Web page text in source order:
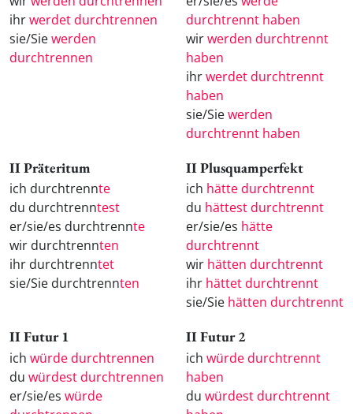
ihrwerdet durchtrennen
sie/Siewerden
durchtrennen
durchtrennt haben
wirwerden durchtrennt
haben
ihrwerdet durchtrennt
haben
sie/Siewerden
durchtrennt haben
II Präteritum
ich durchtrennte
du durchtrenntest
er/sie/es durchtrennte
wir durchtrennten
ihr durchtrenntet
sie/Sie durchtrennten
II Plusquamperfekt
ich hätte durchtrennt
du hättest durchtrennt
er/sie/es hätte
durchtrennt
wir hätten durchtrennt
ihr hättet durchtrennt
sie/Sie hätten durchtrennt
II Futur 1
ich würde durchtrennen
du würdest durchtrennen
er/sie/es würde
II Futur 2
ich würde durchtrennt
haben
du würdest durchtrennt